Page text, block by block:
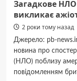
Загадкове
викликає
2 роки тому назад
Джерело: pb-
новина про
(НЛО) поблизу
повідомленням